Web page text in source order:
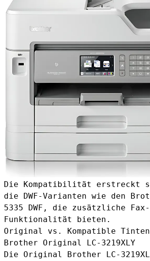
Die Kompatibilität erstreckt
die DWF-Varianten wie den
5335 DWF, die zusätzliche Fax-
Funktionalität bieten.
Original vs. Kompatible
Brother Original LC-3219XLY
Die Original Brother LC-